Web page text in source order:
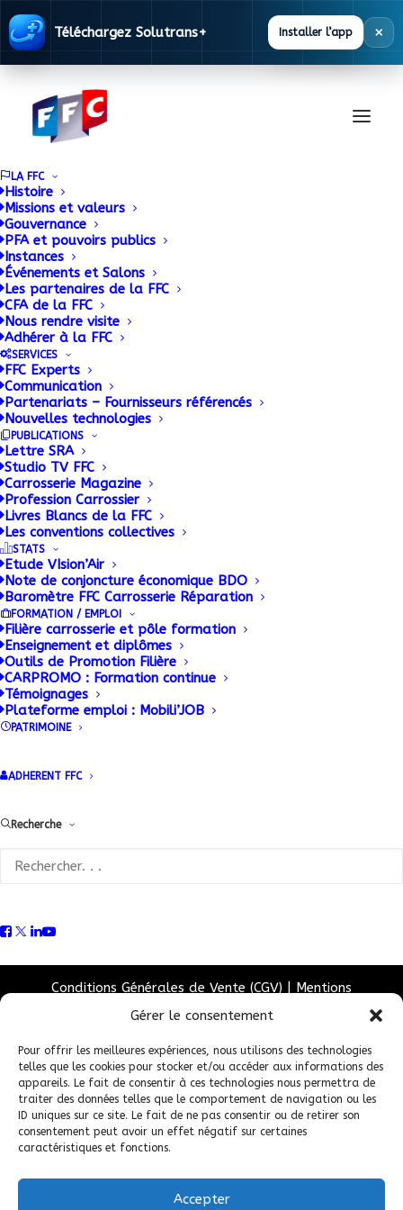
Gérer le consentement
Pour offrir les meilleures expériences, nous utilisons des technologies
telles que les cookies pour stocker et/ou accéder aux informations des
appareils. Le fait de consentir à ces technologies nous permettra de
traiter des données telles que le comportement de navigation ou les
ID uniques sur ce site. Le fait de ne pas consentir ou de retirer son
consentement peut avoir un effet négatif sur certaines
caractéristiques et fonctions.
Accepter
Téléchargez Solutrans+ Installer l’app ×
LA FFC
Histoire
Missions et valeurs
Gouvernance
PFA et pouvoirs publics
Instances
Événements et Salons
Les partenaires de la FFC
CFA de la FFC
Nous rendre visite
Adhérer à la FFC
SERVICES
FFC Experts
Communication
Partenariats – Fournisseurs référencés
Nouvelles technologies
PUBLICATIONS
Lettre SRA
Studio TV FFC
Carrosserie Magazine
Profession Carrossier
Livres Blancs de la FFC
Les conventions collectives
STATS
Etude VIsion’Air
Note de conjoncture économique BDO
Baromètre FFC Carrosserie Réparation
FORMATION / EMPLOI
Filière carrosserie et pôle formation
Enseignement et diplômes
Outils de Promotion Filière
CARPROMO : Formation continue
Témoignages
Plateforme emploi : Mobili’JOB
PATRIMOINE
ADHERENT FFC
Recherche
Documentation
La FFC met à disposition des ses adhérents
une base documentaire alimentée en
Conditions Générales de Vente (CGV)
Mentions
Politique de confidentialité